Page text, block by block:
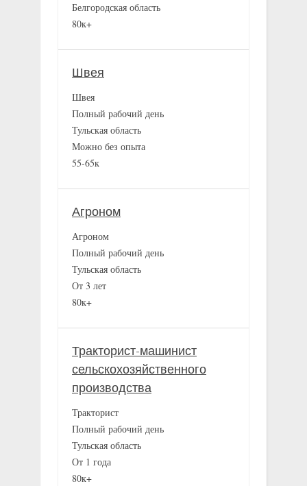
Белгородская область
80к+
Швея
Швея
Полный рабочий день
Тульская область
Можно без опыта
55-65к
Агроном
Агроном
Полный рабочий день
Тульская область
От 3 лет
80к+
Тракторист-машинист
сельскохозяйственного
производства
Тракторист
Полный рабочий день
Тульская область
От 1 года
80к+